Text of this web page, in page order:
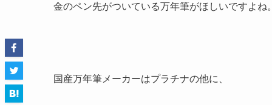
金のペン先がついている万年筆がほしいですよね
国産万年筆メーカーはプラチナの他に、